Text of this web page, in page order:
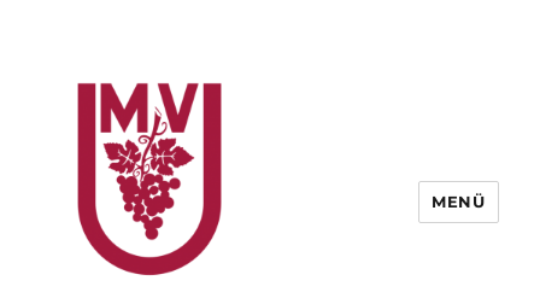
MENÜ